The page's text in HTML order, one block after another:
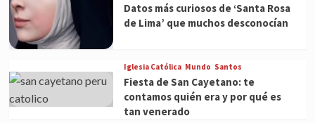
Datos más curiosos de ‘Santa Rosa
de Lima’ que muchos desconocían
Iglesia Católica Mundo Santos
Fiesta de San Cayetano: te
contamos quién era y por qué es
tan venerado